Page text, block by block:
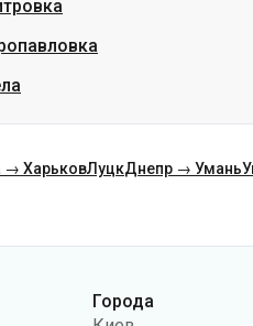
→ ХарьковЛуцк
Днепр
Львов